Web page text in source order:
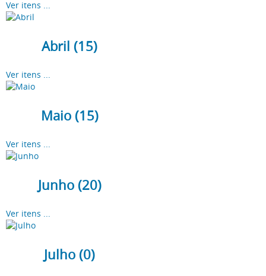
Ver itens ...
Abril (15)
Ver itens ...
Maio (15)
Ver itens ...
Junho (20)
Ver itens ...
Julho (0)